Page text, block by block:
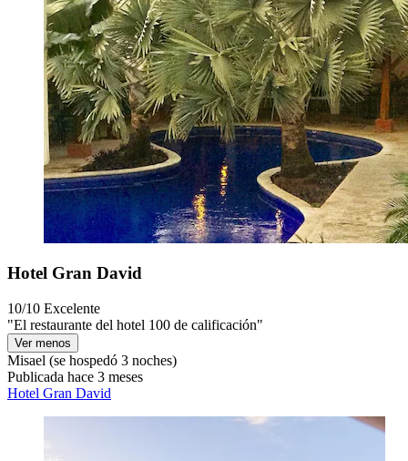
Hotel Gran David
10/10 Excelente
"El restaurante del hotel 100 de calificación"
Ver menos
Misael (se hospedó 3 noches)
Publicada hace 3 meses
Hotel Gran David